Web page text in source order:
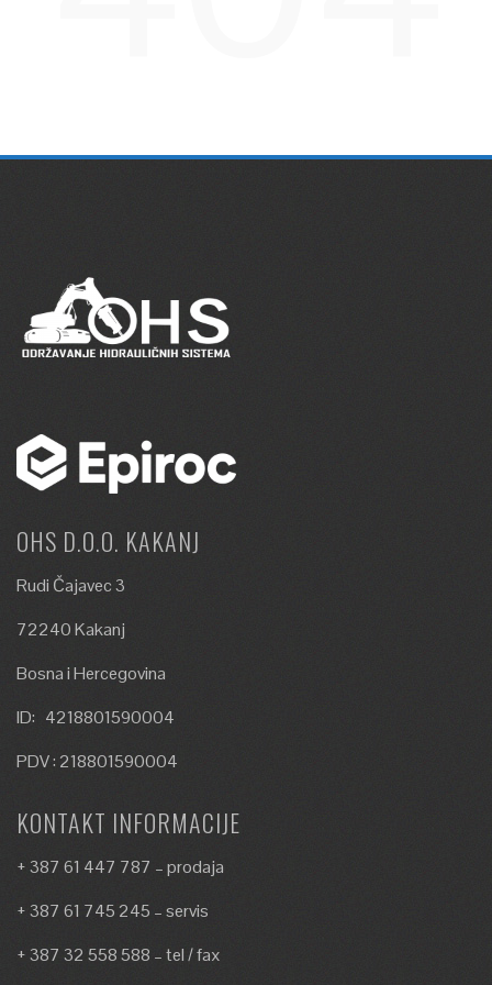
OHS D.O.O. KAKANJ
Rudi Čajavec 3
72240 Kakanj
Bosna i Hercegovina
ID: 4218801590004
PDV : 218801590004
KONTAKT INFORMACIJE
+ 387 61 447 787 – prodaja
+ 387 61 745 245 – servis
+ 387 32 558 588 – tel / fax